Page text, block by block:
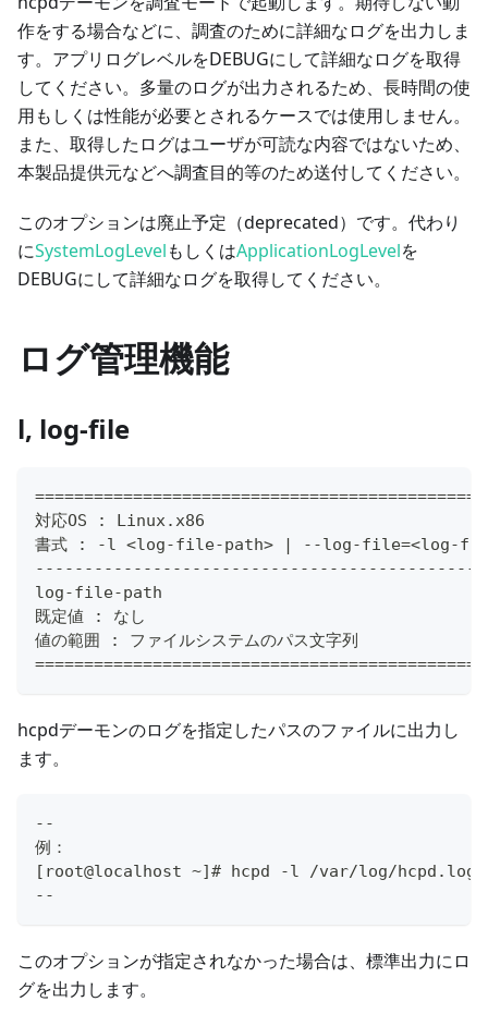
作をする場合などに、調査のために詳細なログを出力しま
す。アプリログレベルをDEBUGにして詳細なログを取得
してください。多量のログが出力されるため、長時間の使
用もしくは性能が必要とされるケースでは使用しません。
また、取得したログはユーザが可読な内容ではないため、
本製品提供元などへ調査目的等のため送付してください。
このオプションは廃止予定（deprecated）です。代わり
にSystemLogLevelもしくはApplicationLogLevelを
DEBUGにして詳細なログを取得してください。
ログ管理機能
l, log-file
対応OS : Linux.x86
書式 : -l <log-file-path> | --log-file=<log-
log-file-path
既定値 : なし
値の範囲 : ファイルシステムのパス文字列
hcpdデーモンのログを指定したパスのファイルに出力し
ます。
--
例：
[root@localhost ~]# hcpd -l /var/log/
--
このオプションが指定されなかった場合は、標準出力にロ
グを出力します。